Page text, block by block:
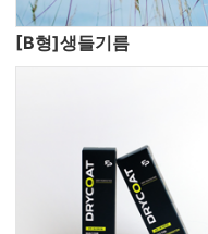
[B형]생들기름